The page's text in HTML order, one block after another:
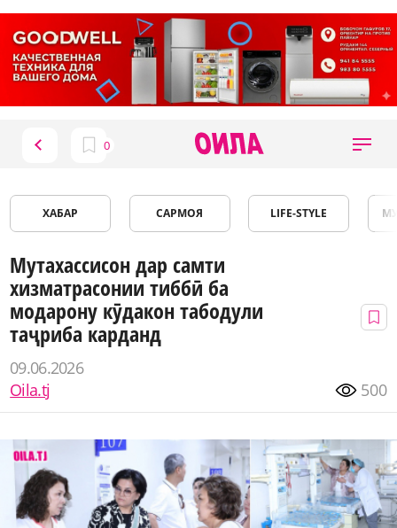
ХАБАР САРМОЯ LIFE-STYLE
Мутахассисон дар самти
хизматрасонии тиббӣ ба
модарону кӯдакон табодули
таҷриба карданд
09.06.2026
Oila.tj
500